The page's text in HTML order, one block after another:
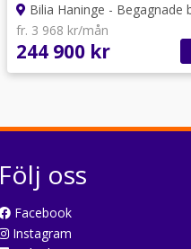
Bilia Haninge - Begagnade
fr. 3 968 kr/mån
244 900 kr
Följ oss
Facebook
Instagram